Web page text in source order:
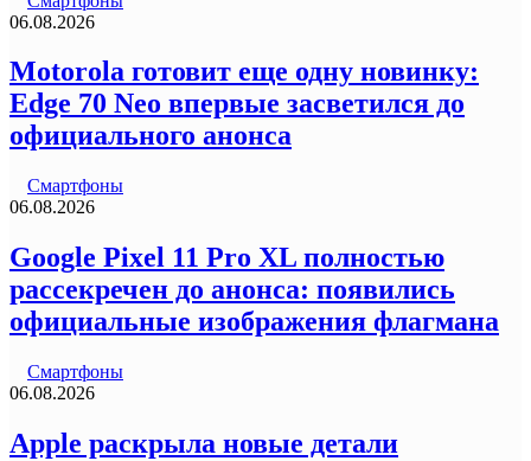
06.08.2026
Motorola готовит еще одну новинку:
Edge 70 Neo впервые засветился до
официального анонса
Смартфоны
06.08.2026
Google Pixel 11 Pro XL полностью
рассекречен до анонса: появились
официальные изображения флагмана
Смартфоны
06.08.2026
Apple раскрыла новые детали